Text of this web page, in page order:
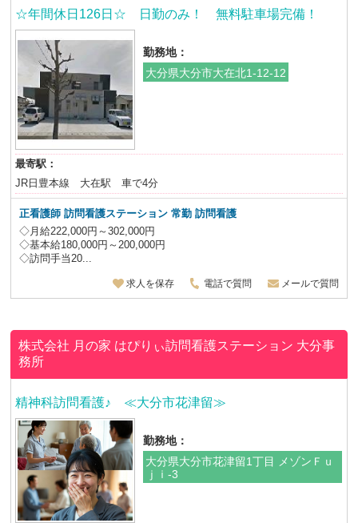
☆年間休日126日☆ 日勤のみ！ 無料駐車場完備！
勤務地：
大分県大分市大在北1-12-12
最寄駅：
JR日豊本線 大在駅 車で4分
正看護師訪問看護ステーション 常勤 訪問看護
◇月給222,000円～302,000円
◇基本給180,000円～200,000円
◇訪問手当20...
求人を保存 電話で質問 メールで質問
株式会社 月の家 はぴりぃ訪問看護ステーション 大分事
務所
精神科訪問看護♪ ≪大分市花津留≫
勤務地：
大分県大分市花津留1丁目 メゾンＦｕ
ｊｉ-3